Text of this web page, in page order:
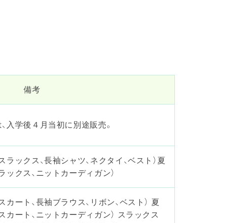
備考
入学後４月当初に別途販売。
ラックス、長袖シャツ、ネクタイ、ベスト）夏
ックス、ニットカーディガン）
カート、長袖ブラウス、リボン、ベスト） 夏
カート、ニットカーディガン） スラックス